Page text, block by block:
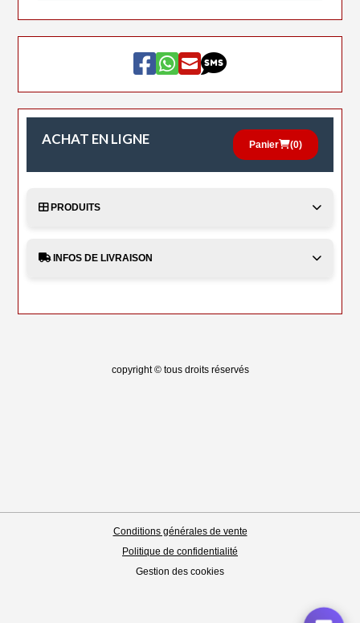
ACHAT EN LIGNE Panier (0)
PRODUITS
INFOS DE LIVRAISON
copyright © tous droits réservés
Conditions générales de vente
Politique de confidentialité
Gestion des cookies